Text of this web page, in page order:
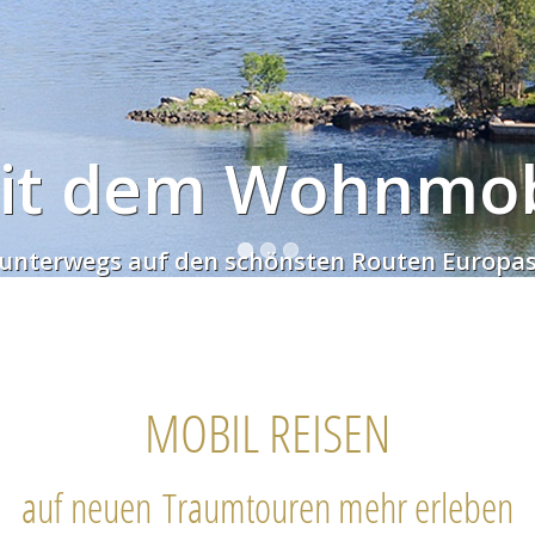
dem
auf den schönsten Routen
MOBIL REISEN
auf neuen Traumtouren mehr erleben